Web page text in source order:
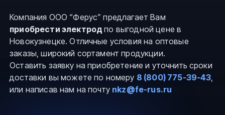
Компания ООО “Ферус” предлагает Вам
приобрести электродпо выгодной цене в
Новокузнецке. Отличные условия на оптовые
заказы, широкий сортамент продукции.
Оставить заявку на приобретение и уточнить сроки
доставки вы можете по номеру 8 (800) 775-39-43,
или написав нам на почту nkz@fe-rus.ru